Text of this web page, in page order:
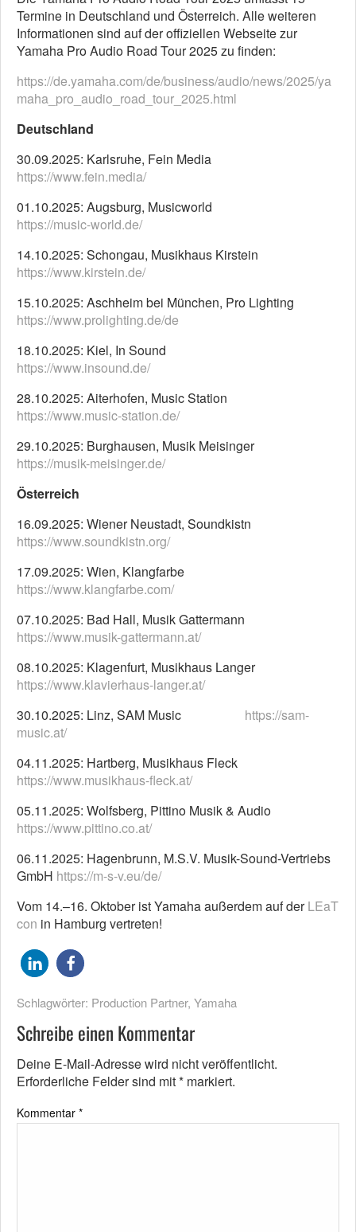
Termine in Deutschland und Österreich. Alle weiteren
Informationen sind auf der offiziellen Webseite zur
Yamaha Pro Audio Road Tour 2025 zu finden:
https://de.yamaha.com/de/business/audio/news/2025/ya
maha_pro_audio_road_tour_2025.html
Deutschland
30.09.2025: Karlsruhe, Fein Media
https://www.fein.media/
01.10.2025: Augsburg, Musicworld
https://music-world.de/
14.10.2025: Schongau, Musikhaus Kirstein
https://www.kirstein.de/
15.10.2025: Aschheim bei München, Pro Lighting
https://www.prolighting.de/de
18.10.2025: Kiel, In Sound
https://www.insound.de/
28.10.2025: Aiterhofen, Music Station
https://www.music-station.de/
29.10.2025: Burghausen, Musik Meisinger
https://musik-meisinger.de/
Österreich
16.09.2025: Wiener Neustadt, Soundkistn
https://www.soundkistn.org/
17.09.2025: Wien, Klangfarbe
https://www.klangfarbe.com/
07.10.2025: Bad Hall, Musik Gattermann
https://www.musik-gattermann.at/
08.10.2025: Klagenfurt, Musikhaus Langer
https://www.klavierhaus-langer.at/
30.10.2025: Linz, SAM Music https://sam-
music.at/
04.11.2025: Hartberg, Musikhaus Fleck
https://www.musikhaus-fleck.at/
05.11.2025: Wolfsberg, Pittino Musik & Audio
https://www.pittino.co.at/
06.11.2025: Hagenbrunn, M.S.V. Musik-Sound-Vertriebs
GmbH https://m-s-v.eu/de/
Vom 14.–16. Oktober ist Yamaha außerdem auf derLEaT
con in Hamburg vertreten!
Schlagwörter: Production Partner, Yamaha
Schreibe einen Kommentar
Deine E-Mail-Adresse wird nicht veröffentlicht.
Erforderliche Felder sind mit* markiert.
Kommentar *